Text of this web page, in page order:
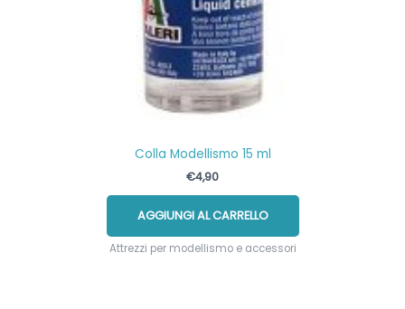
Colla Modellismo 15 ml
€4,90
AGGIUNGI AL CARRELLO
Attrezzi per modellismo e accessori